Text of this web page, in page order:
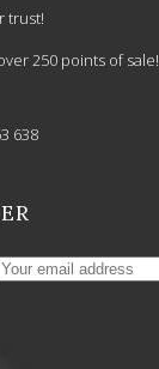
trust!
250 points of sale!
638